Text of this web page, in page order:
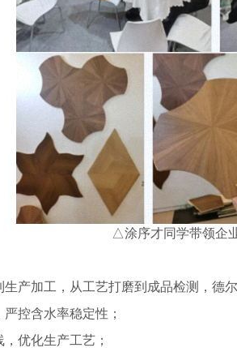
△涂序才同学带领企
生产加工，从工艺打磨到成品检测，德
控含水率稳定性；
优化生产工艺；